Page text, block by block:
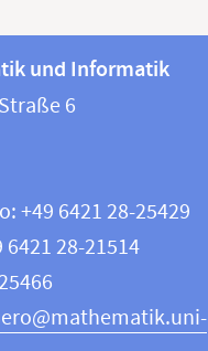
und Informatik
6
+49 6421 28-25429
28-21514